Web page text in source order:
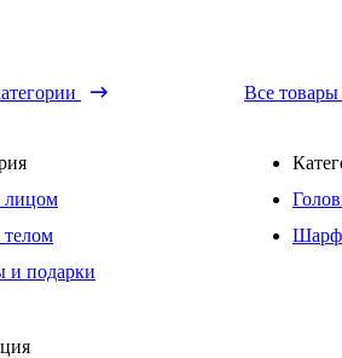
лицом
телом
и подарки
Все